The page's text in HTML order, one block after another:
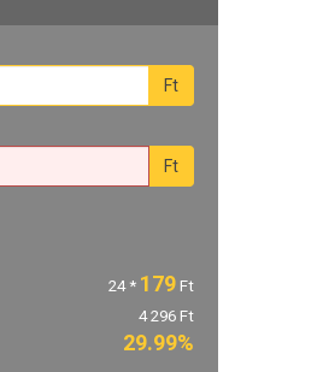
Ft
Ft
24* 179Ft
4 296 Ft
29.99%